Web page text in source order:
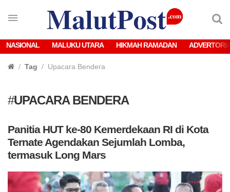
NASIONAL MALUKU UTARA HIKMAH RAMADAN
Tag Upacara Bendera
#UPACARA BENDERA
Panitia HUT ke-80 Kemerdekaan RI di Kota
Ternate Agendakan Sejumlah Lomba,
termasuk Long Mars